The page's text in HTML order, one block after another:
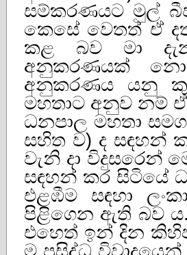
සම්කරණයට මුල්
කෙසේ වෙතත් ඒ
කළ බව මා
අනුකරණයක්
අනුකරණය යනු
මහතාට අනුව නම්
ධනපාල මහතා
සහිත ව) ද සඳහන්
වැනි දා විදුසරෙන්
සඳහන් කර සිටියේ
එළඹීම සඳහා
පිළිගෙන ඇති බව
එහෙත් ඉන් දින
ම ප්‍රසිද්ධ